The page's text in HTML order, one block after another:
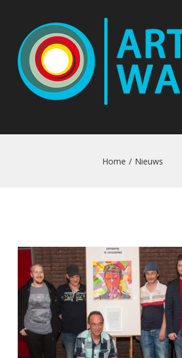
Home / Nieuws